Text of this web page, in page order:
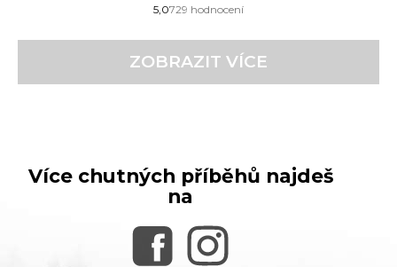
5,0Průměrné
5,0
729 hodnocení
ZOBRAZIT VÍCE
Více chutných příběhů najdeš
na